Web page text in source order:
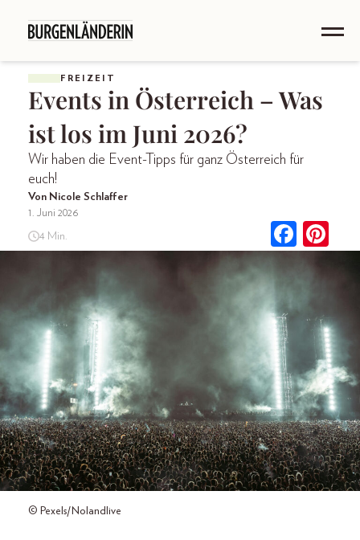
FREIZEIT
Events in Österreich – Was
ist los im Juni 2026?
Wir haben die Event-Tipps für ganz Österreich für
euch!
Von Nicole Schlaffer
1. Juni 2026
4 Min.
© Pexels/Nolandlive